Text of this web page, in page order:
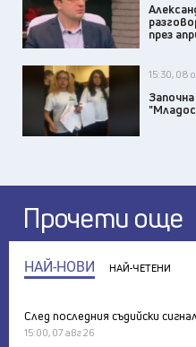
през
15:30, 08
Прочети още
НАЙ-НОВИ НАЙ-ЧЕТЕНИ
След последния съдийски
15:00, 07 авг 26